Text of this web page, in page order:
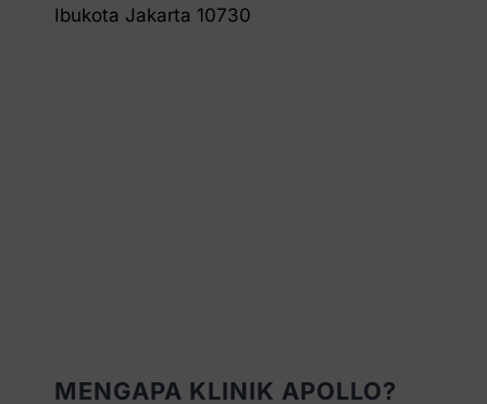
Ibukota Jakarta 10730
MENGAPA KLINIK APOLLO?